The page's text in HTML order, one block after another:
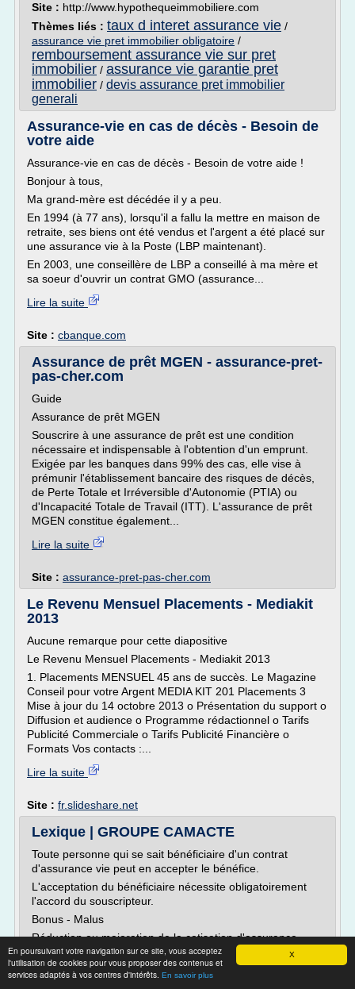
X
En poursuivant votre navigation sur ce site, vous acceptez
l'utilisation de cookies pour vous proposer des contenus et
services adaptés à vos centres d'intérêts. En savoir plus
Site : http://www.hypothequeimmobiliere.com
Thèmes liés : taux d interet assurance vie /
assurance vie pret immobilier obligatoire /
remboursement assurance vie sur pret
immobilier / assurance vie garantie pret
immobilier / devis assurance pret immobilier
generali
Assurance-vie en cas de décès - Besoin de
votre aide
Assurance-vie en cas de décès - Besoin de votre aide !
Bonjour à tous,
Ma grand-mère est décédée il y a peu.
En 1994 (à 77 ans), lorsqu'il a fallu la mettre en maison de
retraite, ses biens ont été vendus et l'argent a été placé sur
une assurance vie à la Poste (LBP maintenant).
En 2003, une conseillère de LBP a conseillé à ma mère et
sa soeur d'ouvrir un contrat GMO (assurance...
Lire la suite
Site : cbanque.com
Assurance de prêt MGEN - assurance-pret-
pas-cher.com
Guide
Assurance de prêt MGEN
Souscrire à une assurance de prêt est une condition
nécessaire et indispensable à l'obtention d'un emprunt.
Exigée par les banques dans 99% des cas, elle vise à
prémunir l'établissement bancaire des risques de décès,
de Perte Totale et Irréversible d'Autonomie (PTIA) ou
d'Incapacité Totale de Travail (ITT). L'assurance de prêt
MGEN constitue également...
Lire la suite
Site : assurance-pret-pas-cher.com
Le Revenu Mensuel Placements - Mediakit
2013
Aucune remarque pour cette diapositive
Le Revenu Mensuel Placements - Mediakit 2013
1. Placements MENSUEL 45 ans de succès. Le Magazine
Conseil pour votre Argent MEDIA KIT 201 Placements 3
Mise à jour du 14 octobre 2013 o Présentation du support o
Diffusion et audience o Programme rédactionnel o Tarifs
Publicité Commerciale o Tarifs Publicité Financière o
Formats Vos contacts :...
Lire la suite
Site : fr.slideshare.net
Lexique | GROUPE CAMACTE
Toute personne qui se sait bénéficiaire d'un contrat
d'assurance vie peut en accepter le bénéfice.
L'acceptation du bénéficiaire nécessite obligatoirement
l'accord du souscripteur.
Bonus - Malus
Réduction ou majoration de la cotisation d'assurance
automobile à chaque échéance annuelle.
Avec ce système, le conducteur qui ne cause pas